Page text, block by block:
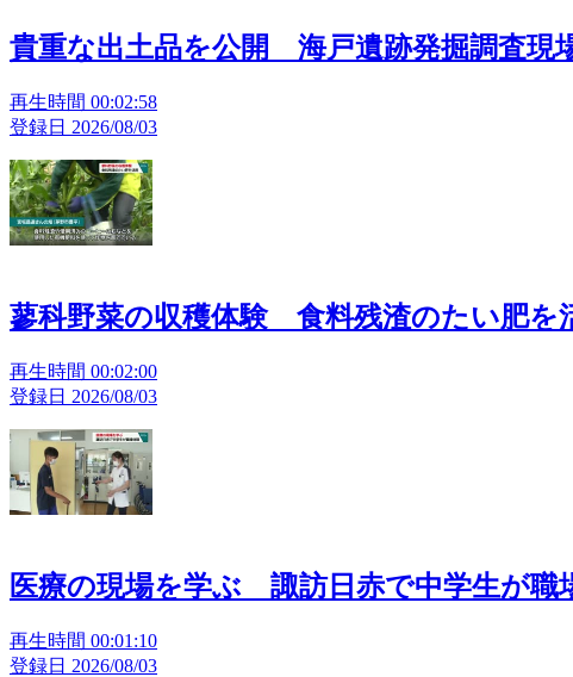
貴重な出土品を公開 海戸遺跡発掘調査現
再生時間 00:02:58
登録日 2026/08/03
蓼科野菜の収穫体験 食料残渣のたい肥を
再生時間 00:02:00
登録日 2026/08/03
医療の現場を学ぶ 諏訪日赤で中学生が職
再生時間 00:01:10
登録日 2026/08/03